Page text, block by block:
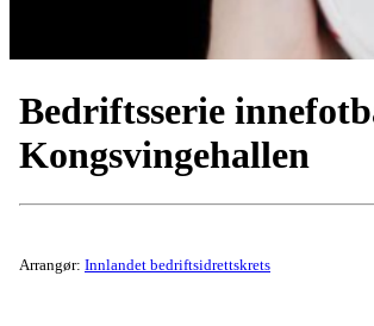
Bedriftsserie
Kongsvingehallen
Arrangør: Innlandet bedriftsidrettskrets